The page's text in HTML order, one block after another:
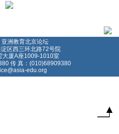
洲教育北京论坛
区西三环北路72号院
A座1009-1010室
传 真：(010)68909380
edu.org